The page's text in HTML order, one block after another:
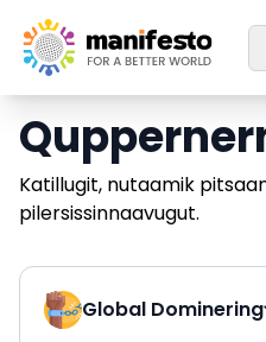
Your Company
Katillugit, nutaamik
pilersissinnaavugut.
Global Dominering